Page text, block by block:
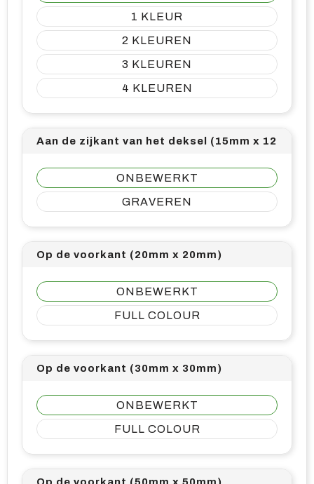
1
2
3
4
Aan de zijkant van het deksel (15mm x 12mm)
ONBEWERKT
GRAVEREN
Op de voorkant (20mm x 20mm)
ONBEWERKT
FULL COLOUR
Op de voorkant (30mm x 30mm)
ONBEWERKT
FULL COLOUR